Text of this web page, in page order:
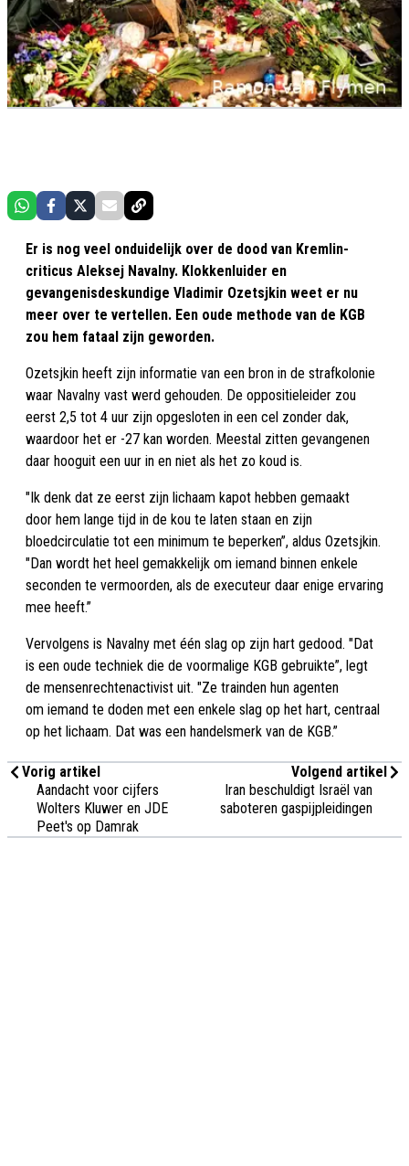
Er is nog veel onduidelijk over de dood van Kremlin-
criticus Aleksej Navalny. Klokkenluider en
gevangenisdeskundige Vladimir Ozetsjkin weet er nu
meer over te vertellen. Een oude methode van de KGB
zou hem fataal zijn geworden.
Ozetsjkin heeft zijn informatie van een bron in de strafkolonie
waar Navalny vast werd gehouden. De oppositieleider zou
eerst 2,5 tot 4 uur zijn opgesloten in een cel zonder dak,
waardoor het er -27 kan worden. Meestal zitten gevangenen
daar hooguit een uur in en niet als het zo koud is.
"Ik denk dat ze eerst zijn lichaam kapot hebben gemaakt
door hem lange tijd in de kou te laten staan ​​en zijn
bloedcirculatie tot een minimum te beperken”, aldus Ozetsjkin.
"Dan wordt het heel gemakkelijk om iemand binnen enkele
seconden te vermoorden, als de executeur daar enige ervaring
mee heeft.”
Vervolgens is Navalny met één slag op zijn hart gedood. "Dat
is een oude techniek die de voormalige KGB gebruikte”, legt
de mensenrechtenactivist uit. "Ze trainden hun agenten
om iemand te doden met een enkele slag op het hart, centraal
op het lichaam. Dat was een handelsmerk van de KGB.”
Vorig artikel
Aandacht voor cijfers
Wolters Kluwer en JDE
Peet's op Damrak
Volgend artikel
Iran beschuldigt Israël van
saboteren gaspijpleidingen